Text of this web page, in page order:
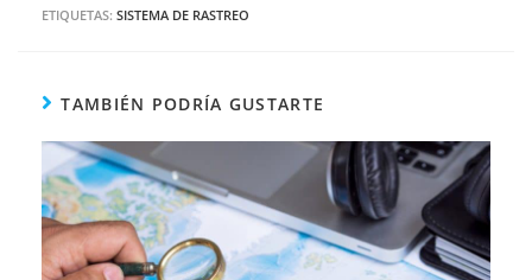
ETIQUETAS: SISTEMA DE RASTREO
TAMBIÉN PODRÍA GUSTARTE